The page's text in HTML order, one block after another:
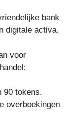
bank
digitale activa.
voor
90 tokens.
overboekingen